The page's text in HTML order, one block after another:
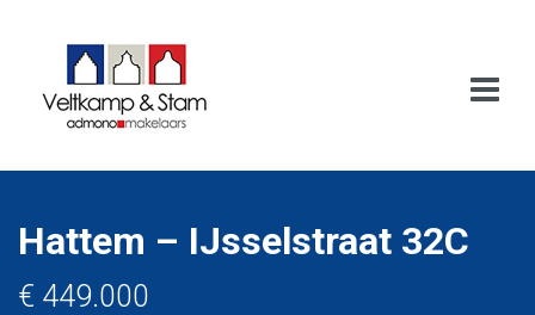
Hattem – IJsselstraat 32C
€ 449.000